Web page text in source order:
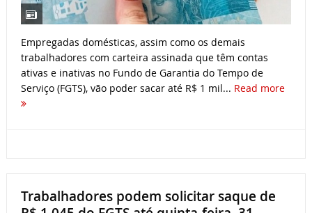
Empregadas domésticas, assim como os demais
trabalhadores com carteira assinada que têm contas
ativas e inativas no Fundo de Garantia do Tempo de
Serviço (FGTS), vão poder sacar até R$ 1 mil... Read more
Trabalhadores podem solicitar saque de